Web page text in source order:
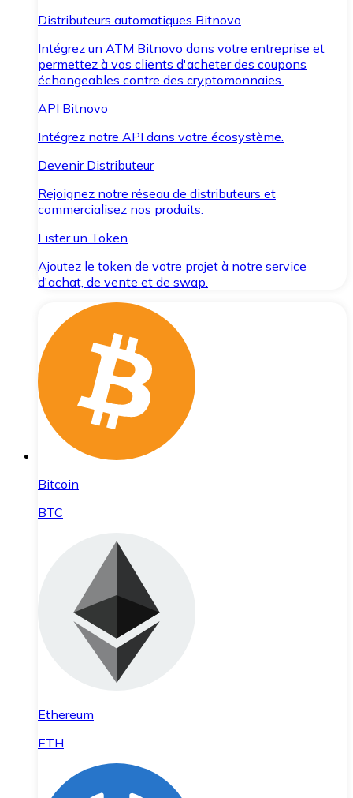
Distributeurs automatiques Bitnovo
Intégrez un ATM Bitnovo dans votre entreprise et
permettez à vos clients d'acheter des coupons
échangeables contre des cryptomonnaies.
API Bitnovo
Intégrez notre API dans votre écosystème.
Devenir Distributeur
Rejoignez notre réseau de distributeurs et
commercialisez nos produits.
Lister un Token
Ajoutez le token de votre projet à notre service
d'achat, de vente et de swap.
Bitcoin
BTC
Ethereum
ETH